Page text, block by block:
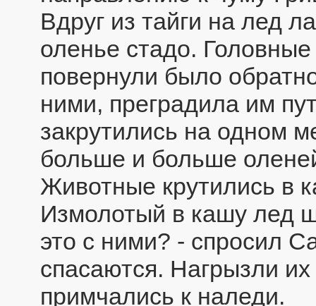
Вдруг из тайги на лед
оленье стадо.
повернули было
ними, преградила им
закрутились на одном
больше и больше
Животные крутились в
Измолотый в кашу лед
это с ними? - спросил
спасаются. Нагрызли
примчались к наледи.